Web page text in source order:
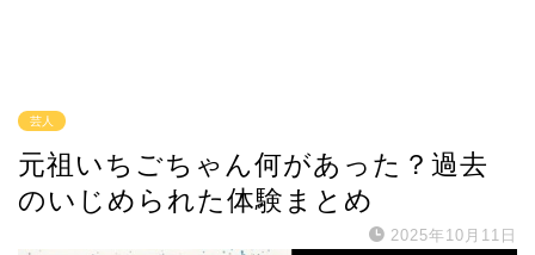
芸人
元祖いちごちゃん何があった？過去
のいじめられた体験まとめ
2025年10月11日